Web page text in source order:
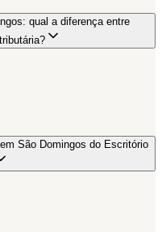
qual a diferença entre
São Domingos do Escritório